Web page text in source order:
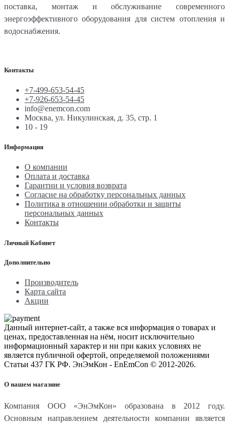
поставка, монтаж и обслуживание современного
энергоэффективного оборудования для систем отопления и
водоснабжения.
Контакты
+7-499-653-54-45
+7-926-653-54-45
info@enemcon.com
Москва, ул. Никулинская, д. 35, стр. 1
10 - 19
Информация
О компании
Оплата и доставка
Гарантии и условия возврата
Согласие на обработку персональных данных
Политика в отношении обработки и защиты
персональных данных
Контакты
Личный Кабинет
Дополнительно
Производитель
Карта сайта
Акции
Данный интернет-сайт, а также вся информация о товарах и
ценах, предоставленная на нём, носит исключительно
информационный характер и ни при каких условиях не
является публичной офертой, определяемой положениями
Статьи 437 ГК РФ. ЭнЭмКон - EnEmCon © 2012-2026.
О нашем магазине
Компания ООО «ЭнЭмКон» образована в 2012 году.
Основным направлением деятельности компании является